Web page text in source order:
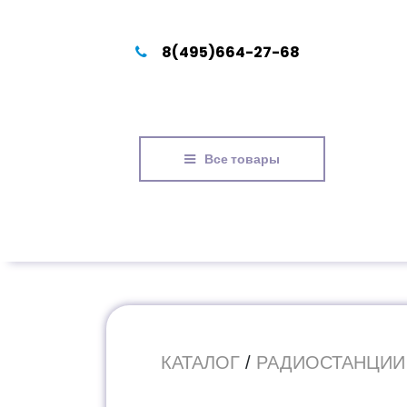
8(495)664-27-68
Все товары
КАТАЛОГ / РАДИОСТАНЦИИ